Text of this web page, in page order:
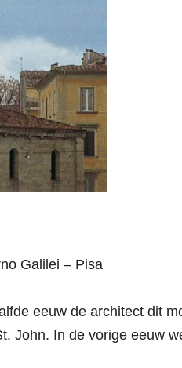
Galilei – Pisa
eeuw de architect dit
John. In de vorige eeuw